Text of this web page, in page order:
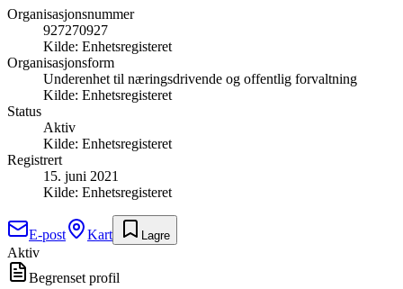
Organisasjonsnummer
927270927
Kilde: Enhetsregisteret
Organisasjonsform
Underenhet til næringsdrivende og offentlig forvaltning
Kilde: Enhetsregisteret
Status
Aktiv
Kilde: Enhetsregisteret
Registrert
15. juni 2021
Kilde: Enhetsregisteret
E-post Kart Lagre
Aktiv
Begrenset profil